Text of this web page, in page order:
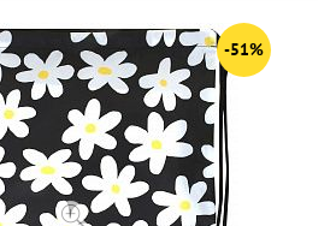
-51%